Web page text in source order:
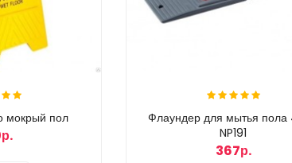
мокрый пол
Флаундер для мытья
NP191
367р.